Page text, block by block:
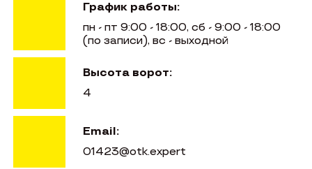
График работы:
пн - пт 9:00 - 18:00, сб - 9:00 - 18:00
(по записи), вс - выходной
Высота ворот:
4
Email:
01423@otk.expert